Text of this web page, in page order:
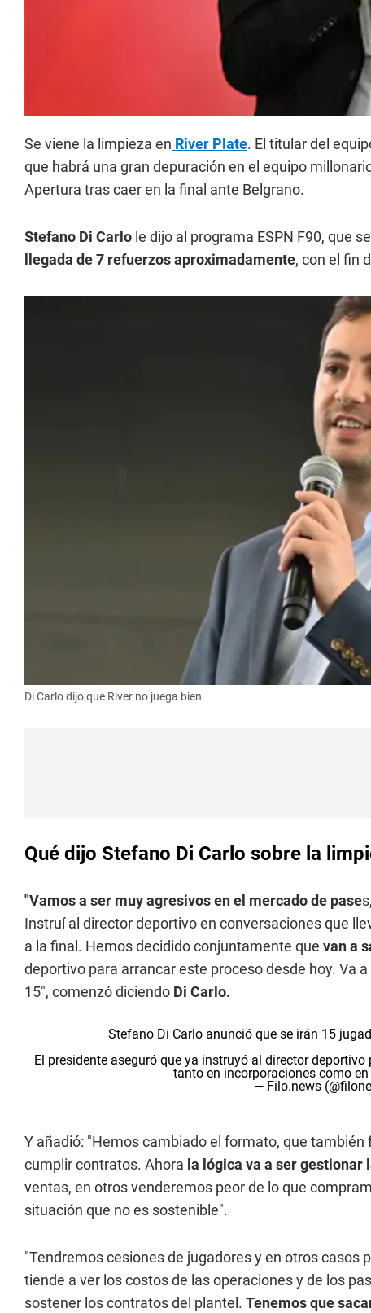
Se viene la limpieza en River Plate. El titular del
que habrá una gran depuración en el equipo
Apertura tras caer en la final ante Belgrano.
Stefano Di Carlo le dijo al programa ESPN F90, que
llegada de 7 refuerzos aproximadamente, con el fin
Di Carlo dijo que River no juega bien.
Qué dijo Stefano Di Carlo sobre la
"Vamos a ser muy agresivos en el mercado de pase
Instruí al director deportivo en conversaciones que
a la final. Hemos decidido conjuntamente que van a
deportivo para arrancar este proceso desde hoy. Va
15", comenzó diciendo Di Carlo.
Stefano Di Carlo anunció que se irán 15
El presidente aseguró que ya instruyó al director
tanto en incorporaciones como
— Filo.news
Y añadió: "Hemos cambiado el formato, que
cumplir contratos. Ahora la lógica va a ser
ventas, en otros venderemos peor de lo que
situación que no es sostenible".
"Tendremos cesiones de jugadores y en otros casos
tiende a ver los costos de las operaciones y de los
sostener los contratos del plantel. Tenemos que